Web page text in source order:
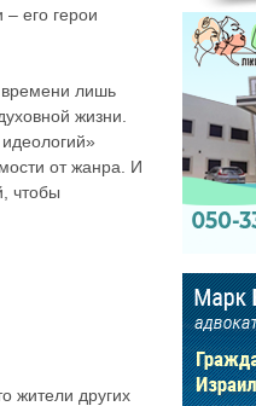
его герои
времени лишь
жизни.
от жанра. И
чтобы
жители других